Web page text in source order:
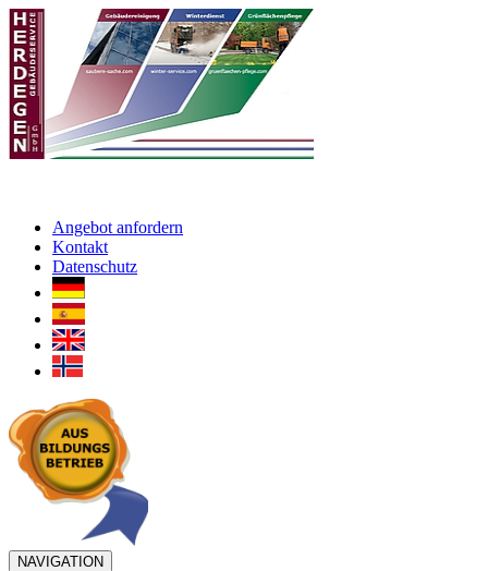
Angebot anfordern
Kontakt
Datenschutz
NAVIGATION